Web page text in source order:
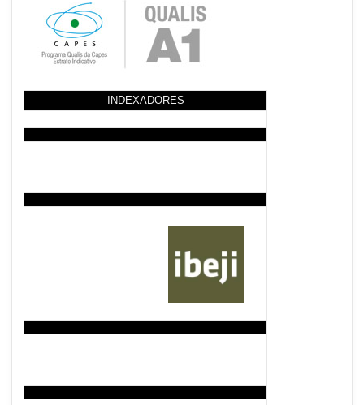
INDEXADORES